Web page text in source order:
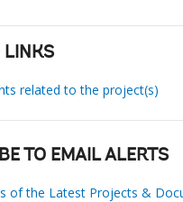
LINKS
related to the project(s)
TO EMAIL ALERTS
of the Latest Projects &